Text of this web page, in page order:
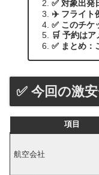
✅ 対象出発
✈️ フライト
✅ このチケ
🛒 予約は
✅ まとめ：
✅ 今回の激
項目
航空会社